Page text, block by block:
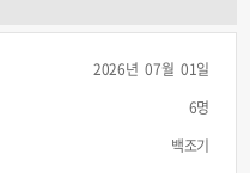
2026년 07월 01일
6명
백조기